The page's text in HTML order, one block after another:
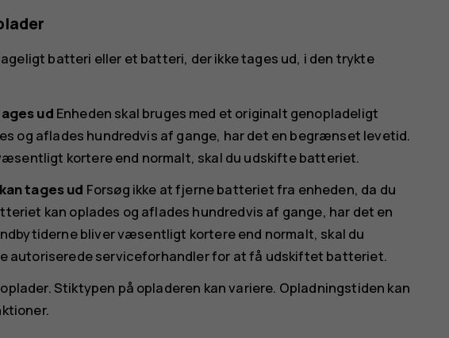
batteri eller et batteri, der ikke tages ud, i den trykte
ud Enheden skal bruges med et originalt genopladeligt
og aflades hundredvis af gange, har det en begrænset levetid.
kortere end normalt, skal du udskifte batteriet.
tages ud Forsøg ikke at fjerne batteriet fra enheden, da du
kan oplades og aflades hundredvis af gange, har det en
bliver væsentligt kortere end normalt, skal du
autoriserede serviceforhandler for at få udskiftet batteriet.
Stiktypen på opladeren kan variere. Opladningstiden kan